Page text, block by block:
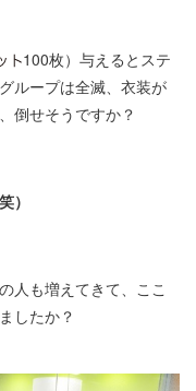
100枚）与えるとステ
ループは全滅、衣装が
倒せそうですか？
）
も増えてきて、ここ
したか？